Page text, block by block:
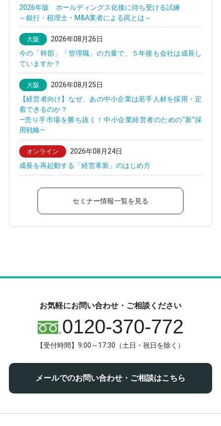
2026年版 ホールディングス化後に待ち受ける試練
～銀行・税理士・M&A業者による罠とは～
大阪
2026年08月26日
今の「幹部」「管理職」の力量で、５年後も会社は成長し
ていますか？
大阪
2026年08月25日
【経営者向け】なぜ、あの中小企業は若手人材を採用・定
着できるのか？
—売り手市場を勝ち抜く！中小企業経営者のための“新”採
用戦略—
オンライン
2026年08月24日
成長を再起動する「経営革新」のはじめ方
セミナー情報一覧を見る
お気軽にお問い合わせ・ご相談ください
0120-370-772
【受付時間】9:00～17:30（土日・祝日を除く）
メールでのお問い合わせ・ご相談はこちら